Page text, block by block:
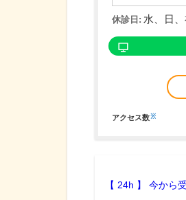
休診日: 水、日
アクセス数※
【 24h 】 今から